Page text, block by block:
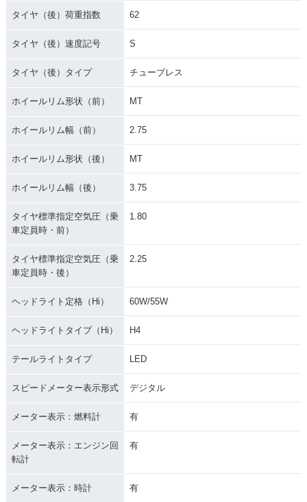
タイヤ（後）荷重指数 62
タイヤ（後）速度記号 S
タイヤ（後）タイプ チューブレス
ホイールリム形状（前） MT
ホイールリム幅（前） 2.75
ホイールリム形状（後） MT
ホイールリム幅（後） 3.75
タイヤ標準指定空気圧（乗
車定員時・前）
1.80
タイヤ標準指定空気圧（乗
車定員時・後）
2.25
ヘッドライト定格（Hi） 60W/55W
ヘッドライトタイプ（Hi） H4
テールライトタイプ LED
スピードメーター表示形式 デジタル
メーター表示：燃料計 有
メーター表示：エンジン回
転計
有
メーター表示：時計 有